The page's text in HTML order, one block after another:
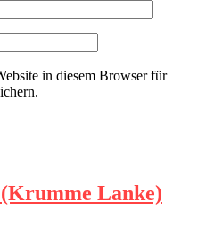
in diesem Browser für
Lanke)